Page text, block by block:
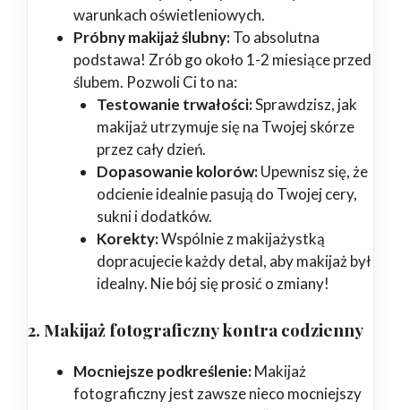
warunkach oświetleniowych.
Próbny makijaż ślubny:To absolutna
podstawa! Zrób go około 1-2 miesiące przed
ślubem. Pozwoli Ci to na:
Testowanie trwałości:Sprawdzisz, jak
makijaż utrzymuje się na Twojej skórze
przez cały dzień.
Dopasowanie kolorów:Upewnisz się, że
odcienie idealnie pasują do Twojej cery,
sukni i dodatków.
Korekty:Wspólnie z makijażystką
dopracujecie każdy detal, aby makijaż był
idealny. Nie bój się prosić o zmiany!
2. Makijaż fotograficzny kontra codzienny
Mocniejsze podkreślenie:Makijaż
fotograficzny jest zawsze nieco mocniejszy